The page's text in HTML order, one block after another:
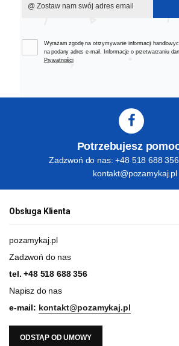
Wyrażam zgodę na otrzymywanie informacji
na podany adres e-mail. Informacje o przetwarzaniu
Prywatności
Potrzebujesz
Zadzwoń do nas: +48 518 688
kontakt@pozamykaj.pl
Obsługa Klienta
pozamykaj.pl
Zadzwoń do nas
tel.+48 518 688 356
Napisz do nas
e-mail: kontakt@pozamykaj.pl
ODSTĄP OD UMOWY